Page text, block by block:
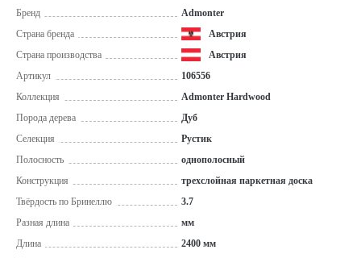
Бренд
Admonter
Страна бренда
Австрия
Страна производства
Австрия
Артикул
106556
Коллекция
Admonter Hardwood
Порода дерева
Дуб
Селекция
Рустик
Полосность
однополосный
Конструкция
трехслойная паркетная доска
Твёрдость по Бринеллю
3.7
Разная длина
мм
Длина
2400 мм